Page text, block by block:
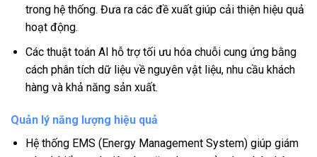
trong hệ thống. Đưa ra các đề xuất giúp cải thiện hiệu quả
hoạt động.
Các thuật toán AI hỗ trợ tối ưu hóa chuỗi cung ứng bằng
cách phân tích dữ liệu về nguyên vật liệu, nhu cầu khách
hàng và khả năng sản xuất.
Quản lý năng lượng hiệu quả
Hệ thống EMS (Energy Management System) giúp giám